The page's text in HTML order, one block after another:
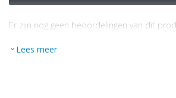
Er zijn nog geen beoordelingen van dit
expand_more Lees meer